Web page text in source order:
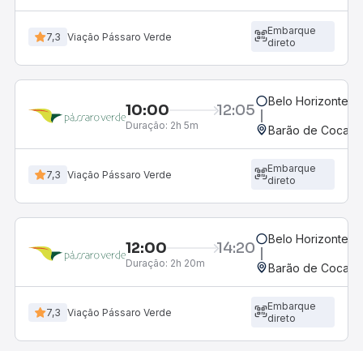
7,3 Viação Pássaro Verde
Embarque
direto
10:00 12:05
Duração: 2h 5m
Belo Horizonte,
Barão de
7,3 Viação Pássaro Verde
Embarque
direto
12:00 14:20
Duração: 2h 20m
Belo Horizonte,
Barão de
7,3 Viação Pássaro Verde
Embarque
direto